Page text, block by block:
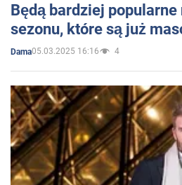
Będą bardziej
sezonu, które są już
Dama05.03.2025 16:16 4